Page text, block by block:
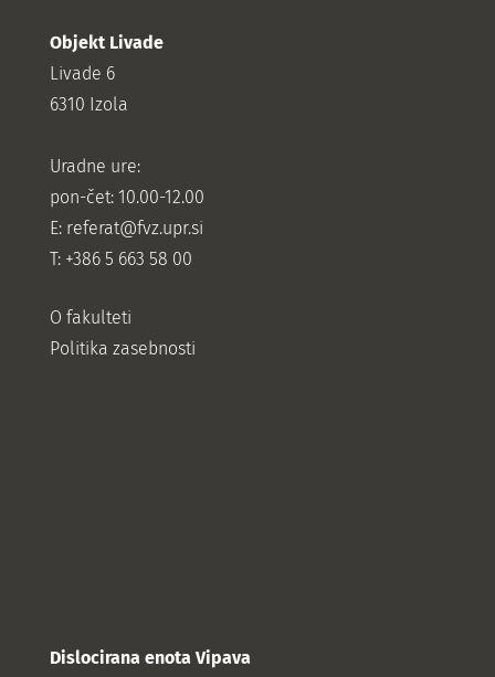
Objekt Livade
Livade 6
6310 Izola
Uradne ure:
pon-čet: 10.00-12.00
E: referat@fvz.upr.si
T: +386 5 663 58 00
O fakulteti
Politika zasebnosti
Dislocirana enota Vipava